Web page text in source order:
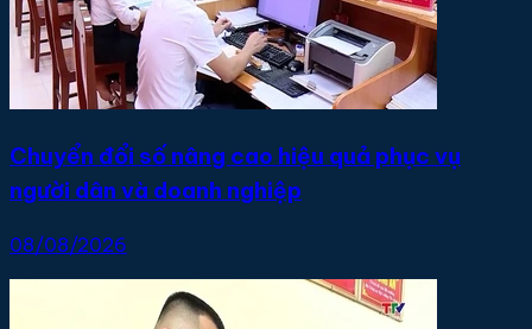
Chuyển đổi số nâng cao hiệu quả phục vụ
người dân và doanh nghiệp
08/08/2026